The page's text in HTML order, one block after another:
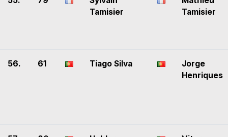
Tamisier
Tamisier
56. 61 Tiago Silva
Jorge
Henriques